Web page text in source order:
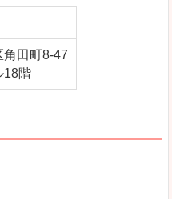
角田町8-47
18階